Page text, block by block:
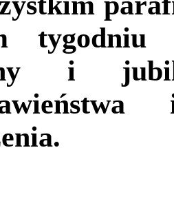
tygodniu
i